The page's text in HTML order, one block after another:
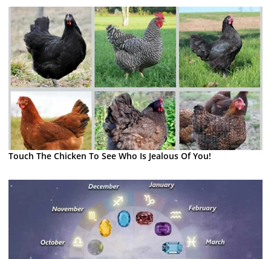
Touch The Chicken To See Who Is Jealous Of You!